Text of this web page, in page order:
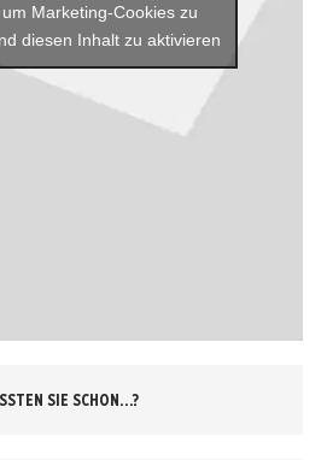
Marketing-Cookies zu
diesen Inhalt zu aktivieren
SIE SCHON…?